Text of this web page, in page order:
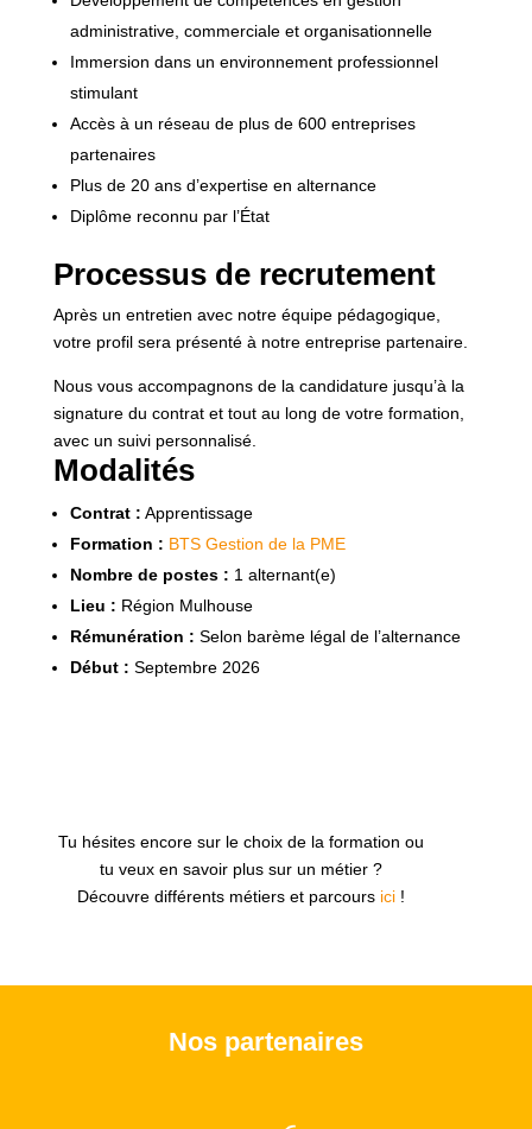
administrative, commerciale et organisationnelle
Immersion dans un environnement professionnel
stimulant
Accès à un réseau de plus de 600 entreprises
partenaires
Plus de 20 ans d’expertise en alternance
Diplôme reconnu par l’État
Processus de recrutement
Après un entretien avec notre équipe pédagogique,
votre profil sera présenté à notre entreprise partenaire.
Nous vous accompagnons de la candidature jusqu’à la
signature du contrat et tout au long de votre formation,
avec un suivi personnalisé.
Modalités
Contrat : Apprentissage
Formation : BTS Gestion de la PME
Nombre de postes : 1 alternant(e)
Lieu : Région Mulhouse
Rémunération : Selon barème légal de l’alternance
Début : Septembre 2026
Tu hésites encore sur le choix de la formation ou
tu veux en savoir plus sur un métier ?
Découvre différents métiers et parcours ici!
Nos partenaires